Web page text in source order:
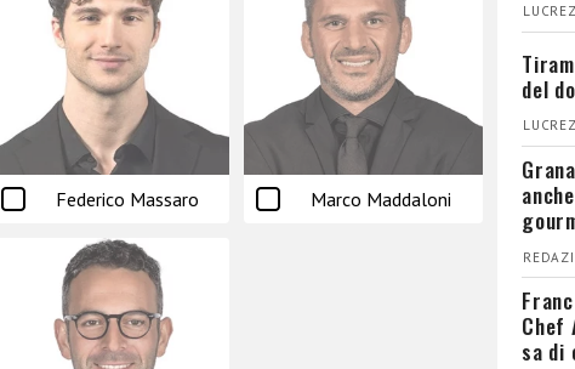
Federico Massaro Marco Maddaloni
del
Chef
sa di